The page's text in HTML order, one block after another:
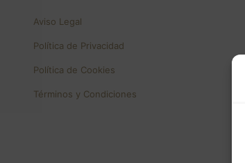
Aviso Legal
Política de Privacidad
Política de Cookies
Términos y Condiciones